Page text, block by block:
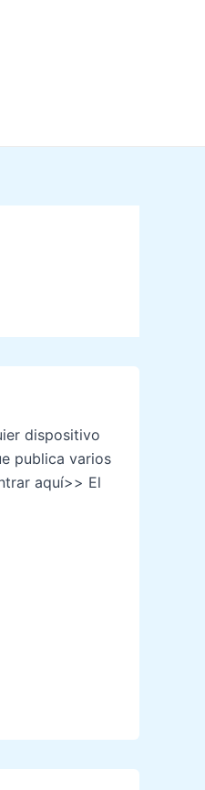
dispositivo
publica varios
aquí>> El